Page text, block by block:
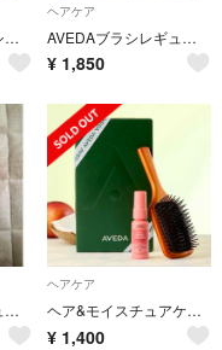
AVEDAパドルブラシレギュラー
ヘアケア
AVEDAブラシレギュラー
¥ 1,850
AVEDAブラシレギュラー
ヘアケア
ヘア&モイスチュアケア ギフト
¥ 1,400